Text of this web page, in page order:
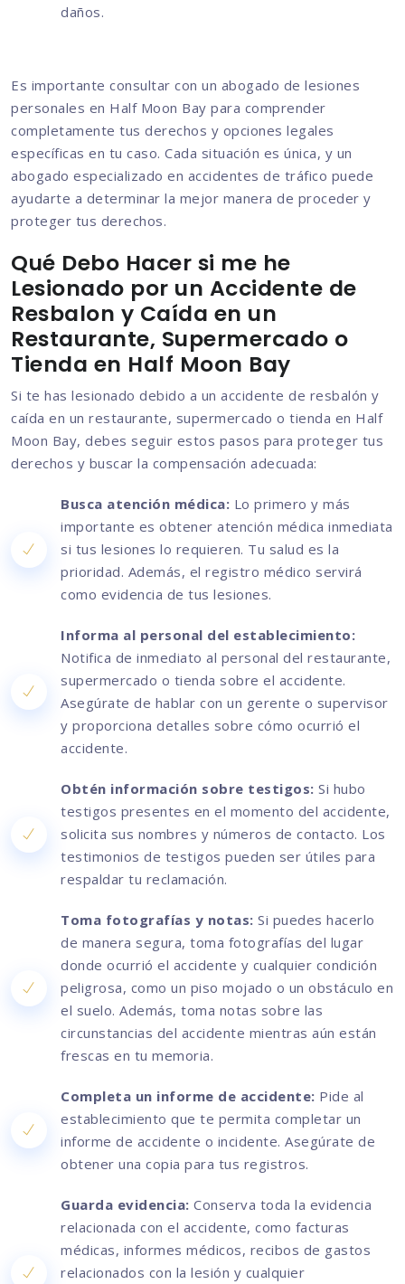
daños.
Es importante consultar con un abogado de lesiones
personales en Half Moon Bay para comprender
completamente tus derechos y opciones legales
específicas en tu caso. Cada situación es única, y un
abogado especializado en accidentes de tráfico puede
ayudarte a determinar la mejor manera de proceder y
proteger tus derechos.
Qué Debo Hacer si me he
Lesionado por un Accidente de
Resbalon y Caída en un
Restaurante, Supermercado o
Tienda en Half Moon Bay
Si te has lesionado debido a un accidente de resbalón y
caída en un restaurante, supermercado o tienda en Half
Moon Bay, debes seguir estos pasos para proteger tus
derechos y buscar la compensación adecuada:
Busca atención médica: Lo primero y más
importante es obtener atención médica inmediata
si tus lesiones lo requieren. Tu salud es la
prioridad. Además, el registro médico servirá
como evidencia de tus lesiones.
Informa al personal del establecimiento:
Notifica de inmediato al personal del restaurante,
supermercado o tienda sobre el accidente.
Asegúrate de hablar con un gerente o supervisor
y proporciona detalles sobre cómo ocurrió el
accidente.
Obtén información sobre testigos: Si hubo
testigos presentes en el momento del accidente,
solicita sus nombres y números de contacto. Los
testimonios de testigos pueden ser útiles para
respaldar tu reclamación.
Toma fotografías y notas: Si puedes hacerlo
de manera segura, toma fotografías del lugar
donde ocurrió el accidente y cualquier condición
peligrosa, como un piso mojado o un obstáculo en
el suelo. Además, toma notas sobre las
circunstancias del accidente mientras aún están
frescas en tu memoria.
Completa un informe de accidente: Pide al
establecimiento que te permita completar un
informe de accidente o incidente. Asegúrate de
obtener una copia para tus registros.
Guarda evidencia: Conserva toda la evidencia
relacionada con el accidente, como facturas
médicas, informes médicos, recibos de gastos
relacionados con la lesión y cualquier